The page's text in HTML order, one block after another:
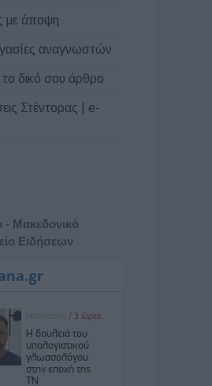
με άποψη
αναγνωστών
το δικό σου άρθρο
Στέντορας | e-
- Μακεδονικό
Ειδήσεων